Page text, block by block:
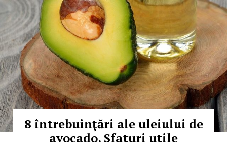
8 întrebuinţări ale uleiului de
avocado. Sfaturi utile